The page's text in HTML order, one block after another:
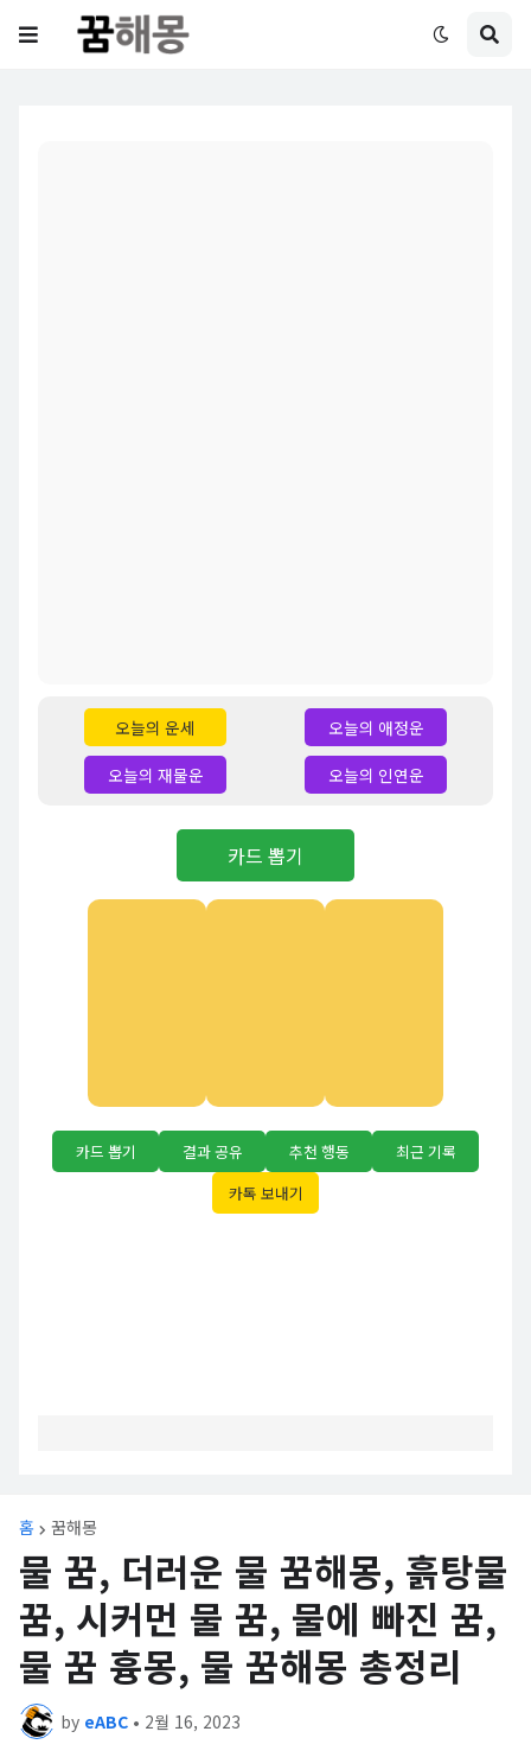
오늘의 운세
오늘의 애정운
오늘의 재물운
오늘의 인연운
카드 뽑기
카드 뽑기 결과 공유 추천 행동
최근 기록
카톡 보내기
홈 꿈해몽
물 꿈, 더러운 물 꿈해몽, 흙탕물
꿈, 시커먼 물 꿈, 물에 빠진 꿈,
물 꿈 흉몽, 물 꿈해몽 총정리
by eABC • 2월 16, 2023